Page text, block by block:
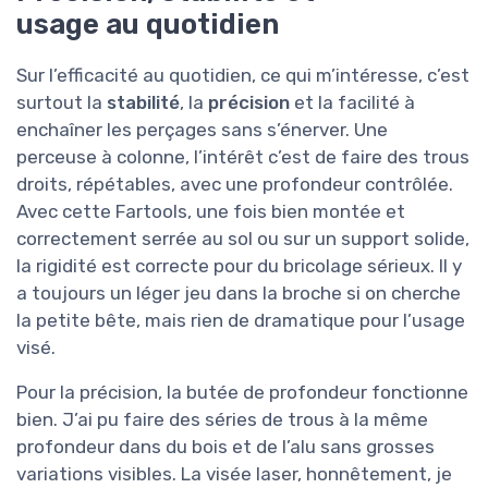
usage au quotidien
Sur l’efficacité au quotidien, ce qui m’intéresse, c’est
surtout la stabilité, la précision et la facilité à
enchaîner les perçages sans s’énerver. Une
perceuse à colonne, l’intérêt c’est de faire des trous
droits, répétables, avec une profondeur contrôlée.
Avec cette Fartools, une fois bien montée et
correctement serrée au sol ou sur un support solide,
la rigidité est correcte pour du bricolage sérieux. Il y
a toujours un léger jeu dans la broche si on cherche
la petite bête, mais rien de dramatique pour l’usage
visé.
Pour la précision, la butée de profondeur fonctionne
bien. J’ai pu faire des séries de trous à la même
profondeur dans du bois et de l’alu sans grosses
variations visibles. La visée laser, honnêtement, je